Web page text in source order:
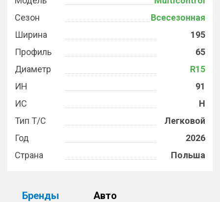
Сезон
Всесезонная
Ширина
195
Профиль
65
Диаметр
R15
ИН
91
ИС
H
Тип Т/С
Легковой
Год
2026
Страна
Польша
Бренды
Авто